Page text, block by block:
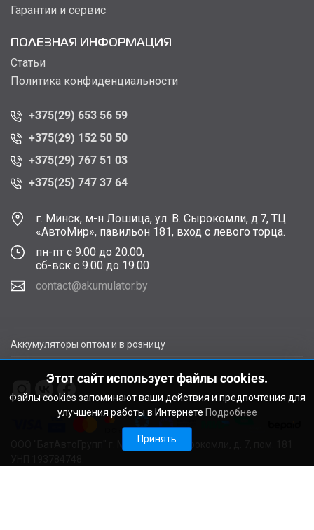
Гарантии и сервис
ПОЛЕЗНАЯ ИНФОРМАЦИЯ
Статьи
Политика конфиденциальности
+375(29) 653 56 59
+375(29) 152 50 50
+375(29) 767 51 03
+375(25) 747 37 64
г. Минск, м-н Лошица, ул. В. Сырокомли, д.7, ТЦ
«АвтоМир», павильон 181, вход с левого торца.
пн-пт с 9.00 до 20.00,
сб-вск с 9.00 до 19.00
contact@akumulator.by
Аккумуляторы оптом и в розницу
ООО "БатАвтоГрупп" г. Минск, ул. В. Сырокомли, д. 7, пом. 181
Этот сайт использует файлы cookies.
Файлы cookies запоминают ваши действия и предпочтения для
улучшения работы в Интернете Подробнее
Принять